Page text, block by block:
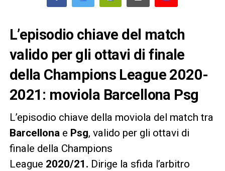
L’episodio chiave del match
valido per gli ottavi di finale
della Champions League 2020-
2021: moviola Barcellona Psg
L’episodio chiave della moviola del match tra
Barcellonae Psg, valido per gli ottavi di
finale della Champions
League 2020/21 . Dirige la sfida l’arbitro